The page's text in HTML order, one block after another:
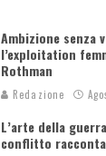
Ambizione senza
l’exploitation
Rothman
Redazione
L’arte della
conflitto